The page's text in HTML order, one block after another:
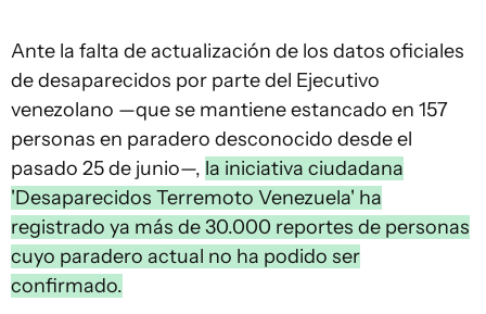
Ante la falta de actualización de los datos oficiales
de desaparecidos por parte del Ejecutivo
venezolano —que se mantiene estancado en 157
personas en paradero desconocido desde el
pasado 25 de junio—, la iniciativa ciudadana
'Desaparecidos Terremoto Venezuela' ha
registrado ya más de 30.000 reportes de personas
cuyo paradero actual no ha podido ser
confirmado.